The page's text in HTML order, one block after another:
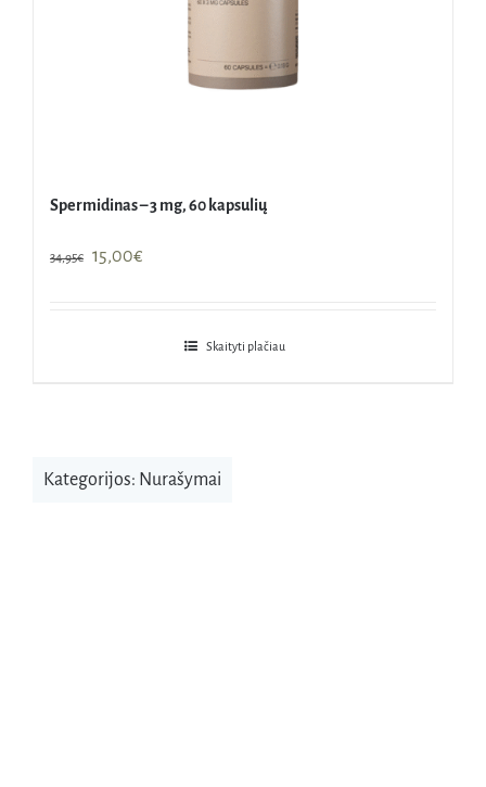
Spermidinas – 3 mg, 60 kapsulių
34,95€
Original
15,00€Current
15,00€.
Skaityti plačiau
Kategorijos: Nurašymai